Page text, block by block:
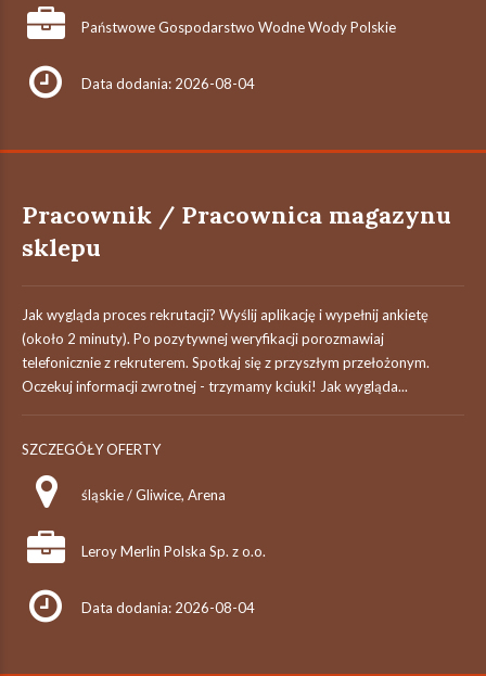
Państwowe Gospodarstwo Wodne Wody Polskie
Data dodania: 2026-08-04
Pracownik / Pracownica magazynu
sklepu
Jak wygląda proces rekrutacji? Wyślij aplikację i wypełnij ankietę
(około 2 minuty). Po pozytywnej weryfikacji porozmawiaj
telefonicznie z rekruterem. Spotkaj się z przyszłym przełożonym.
Oczekuj informacji zwrotnej - trzymamy kciuki! Jak wygląda...
SZCZEGÓŁY OFERTY
śląskie / Gliwice, Arena
Leroy Merlin Polska Sp. z o.o.
Data dodania: 2026-08-04